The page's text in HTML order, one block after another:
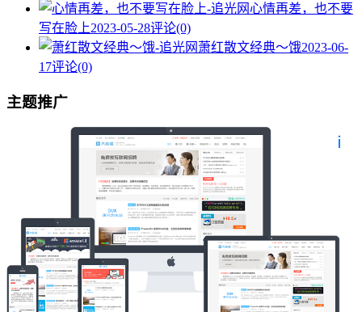
心情再差，也不要
写在脸上2023-05-28评论(0)
萧红散文经典～饿2023-06-
17评论(0)
主题推广